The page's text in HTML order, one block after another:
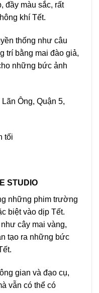
đầy màu sắc, rất
khí Tết.
thống như câu
trí bằng mai đào giả,
những bức ảnh
Ông, Quận 5,
tối
STUDIO
những phim trường
biệt vào dịp Tết.
cây mai vàng,
tạo ra những bức
gian và đạo cụ,
vẫn có thể có